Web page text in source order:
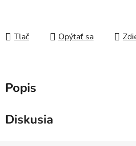
Tlač Opýtať sa
Popis
Diskusia